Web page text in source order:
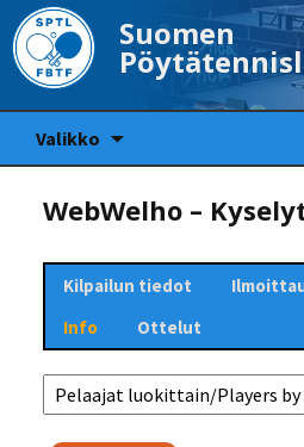
Suomen
Valikko
WebWelho –
Kilpailun tiedot
Info
Ottelut